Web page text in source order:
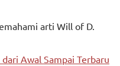
arti Will of D.
Awal Sampai Terbaru